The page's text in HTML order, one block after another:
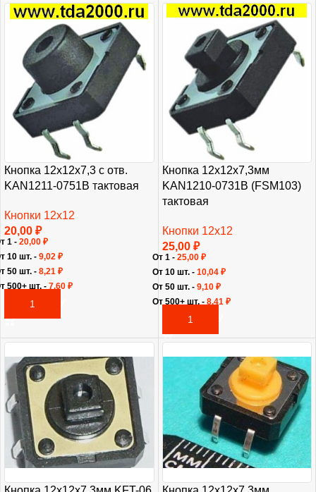
Кнопка 12х12х7,3 с отв.
KAN1211-0751B тактовая
Кнопки 12х12
20,00 ₽
В КОРЗИНУ
1 - 20,00 ₽
10 шт. - 9,02 ₽
50 шт. - 8,21 ₽
500+ шт. - 7,60 ₽
Кнопка 12х12х7,3мм
KAN1210-0731B (FSM103)
тактовая
Кнопки 12х12
25,00 ₽
В КОРЗИНУ
От 1 - 25,00 ₽
От 10 шт. - 10,04 ₽
От 50 шт. - 9,10 ₽
От 500+ шт. - 8,41 ₽